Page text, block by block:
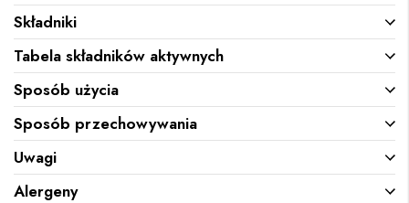
Składniki
Tabela składników aktywnych
Sposób użycia
Sposób przechowywania
Uwagi
Alergeny